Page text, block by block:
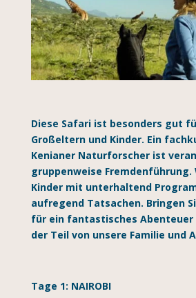
Diese Safari ist besonders gut
Großeltern und Kinder. Ein
Kenianer Naturforscher ist
gruppenweise Fremdenführung.
Kinder mit unterhaltend
aufregend Tatsachen. Bringen
für ein fantastisches Abenteuer
der Teil von unsere Familie und
Tage 1: NAIROBI